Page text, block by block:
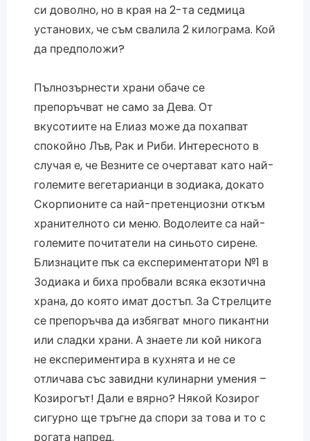
си доволно, но в края на 2-та седмица
установих, че съм свалила 2 килограма. Кой
да предположи?
Пълнозърнести храни обаче се
препоръчват не само за Дева. От
вкусотиите на Елиаз може да похапват
спокойно Лъв, Рак и Риби. Интересното в
случая е, че Везните се очертават като най-
големите вегетарианци в зодиака, докато
Скорпионите са най-претенциозни откъм
хранителното си меню. Водолеите са най-
големите почитатели на синьото сирене.
Близнаците пък са експериментатори №1 в
Зодиака и биха пробвали всяка екзотична
храна, до която имат достъп. За Стрелците
се препоръчва да избягват много пикантни
или сладки храни. А знаете ли кой никога
не експериментира в кухнята и не се
отличава със завидни кулинарни умения –
Козирогът! Дали е вярно? Някой Козирог
сигурно ще тръгне да спори за това и то с
рогата напред.